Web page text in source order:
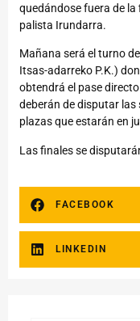
quedándose fuera de
palista Irundarra.
Mañana será el turno
Itsas-adarreko P.K.)
obtendrá el pase
deberán de disputar las
plazas que estarán en
Las finales se
FACEBOOK
LINKEDIN